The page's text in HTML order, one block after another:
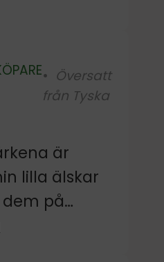
Översatt
från Tyska
är
lilla älskar
på
skötbordet.